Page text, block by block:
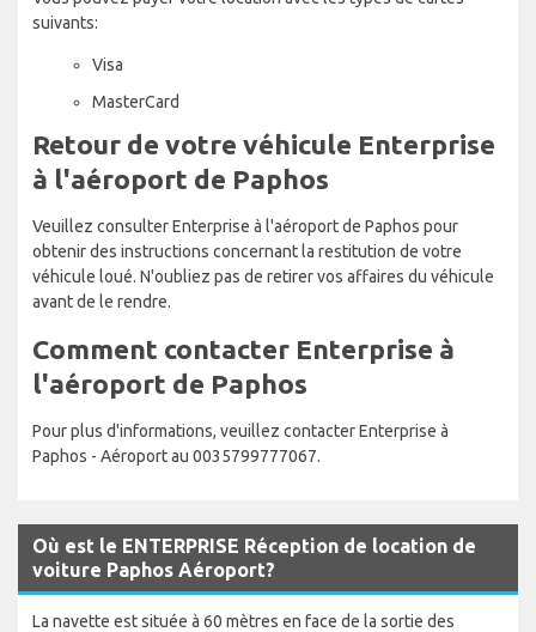
suivants:
Visa
MasterCard
Retour de votre véhicule Enterprise
à l'aéroport de Paphos
Veuillez consulter Enterprise à l'aéroport de Paphos pour
obtenir des instructions concernant la restitution de votre
véhicule loué. N'oubliez pas de retirer vos affaires du véhicule
avant de le rendre.
Comment contacter Enterprise à
l'aéroport de Paphos
Pour plus d'informations, veuillez contacter Enterprise à
Paphos - Aéroport au 0035799777067.
Où est le ENTERPRISE Réception de location de
voiture Paphos Aéroport?
La navette est située à 60 mètres en face de la sortie des